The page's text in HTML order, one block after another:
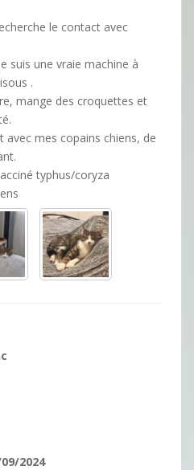
le contact avec
suis une vraie machine à
.
mange des croquettes et
avec mes copains chiens, de
typhus/coryza
2024